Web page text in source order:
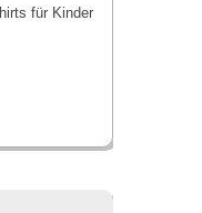
für Kinder